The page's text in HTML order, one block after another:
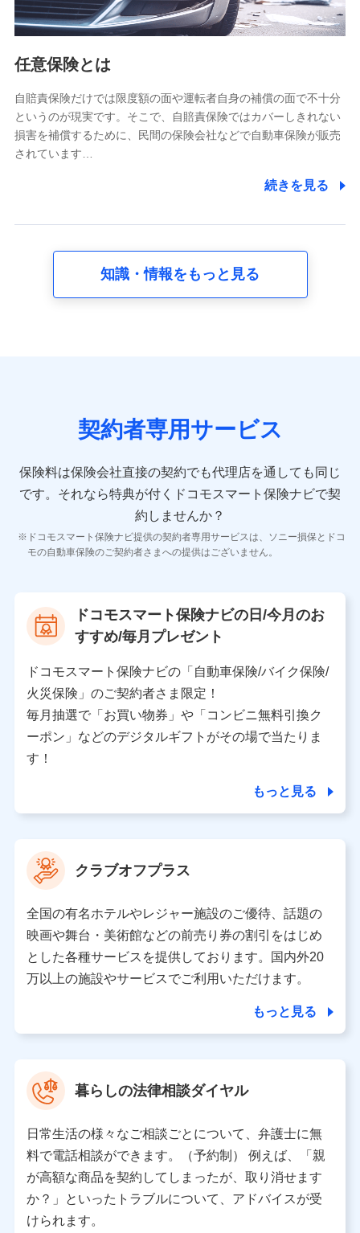
報。例として、dポイントカード番号、性別、年齢、家族
構成、住所、dポイント残高、dポイント利用履歴などが
含まれます。
当社又は株式会社NTTドコモが提供する各種サービスな
又は株式会社NTTドコモが提供する各種サービスのご契
約状態・ご利用履歴インターネット利用時の行動に関す
る情報、アプリケーション利用時の行動に関する情報、
購入されたサービスや商品の名称・購入場所・決済に関
する情報、アンケートの回答に関する情報などが含まれ
の内容、保険料、保険料のお支払方法、車のメーカーや
走行距離などの情報、建物の構造や築年数などの情報、
険契約に関する情報。例として、保険契約者及び被保険
者の氏名、住所、生年月日、性別、保険契約者と被保険
報、建物の構造や築年数などの情報、ペットの種類や年
齢などの情報などが含まれます。
【共同して利用する者の範囲】
当社
当社又は株式会社NTTドコモが提供する保険関連サービ
スにおけるユーザ登録受付および管理のため
を受けている保険会社・提携会社の保険その他に関する
情報を提供するため、また維持管理等の委託業務遂行の
ため、またそれらに付帯、関連する当社、株式会社NTT
ドコモおよび提携会社のサービスを案内、提供するため
（各サービスで取得したサービス利用履歴、ウェブサイ
トの閲覧履歴、購買履歴、ご契約内容等のパーソナルデ
ータを分析して、お客さまの趣味・嗜好・傾向に応じた
上記に係る案内・手続き・管理等付帯業務を行うため
【当該個人データの管理について責任を有する者の名称・住
所・代表者名】
当該個人データを取り扱う各共同利用者（詳細は次のとお
り）
東京都千代田区永田町2丁目11番1号 山王パークタワー
株式会社NTTドコモ 代表取締役社長 前田 義晃
東京都中央区日本橋人形町2-14-10 アーバンネット日本橋
ビル 3F
※ 当社および株式会社NTTドコモは、お客さまの情報を利
データ憲章」に定める行動原則を順守します 。
※ パーソナルデータダッシュボードの「第三者提供の管
理」の設定状態にかかわらず、共同利用する場合がありま
※ dポイントクラブ会員ではないお客さま（2019年12月11
日以降、一度もdポイントクラブ会員であったことがないお
任意保険とは
自賠責保険だけでは限度額の面や運転者自身の補償の面で不十分
というのが現実です。そこで、自賠責保険ではカバーしきれない
損害を補償するために、民間の保険会社などで自動車保険が販売
されています…
続きを見る
知識・情報をもっと見る
契約者専用サービス
保険料は保険会社直接の契約でも代理店を通しても同じ
です。 それなら特典が付くドコモスマート保険ナビで契
約しませんか？
ドコモスマート保険ナビ提供の契約者専用サービスは、ソニー損保とドコ
モの自動車保険のご契約者さまへの提供はございません。
ドコモスマート保険ナビの日/今月のお
すすめ/毎月プレゼント
ドコモスマート保険ナビの「自動車保険/バイク保険/
火災保険」のご契約者さま限定！
毎月抽選で「お買い物券」や「コンビニ無料引換ク
ーポン」などのデジタルギフトがその場で当たりま
す！
もっと見る
クラブオフプラス
全国の有名ホテルやレジャー施設のご優待、話題の
映画や舞台・美術館などの前売り券の割引をはじめ
とした各種サービスを提供しております。国内外20
万以上の施設やサービスでご利用いただけます。
もっと見る
暮らしの法律相談ダイヤル
日常生活の様々なご相談ごとについて、弁護士に無
料で電話相談ができます。（予約制） 例えば、「親
が高額な商品を契約してしまったが、取り消せます
か？」といったトラブルについて、アドバイスが受
けられます。